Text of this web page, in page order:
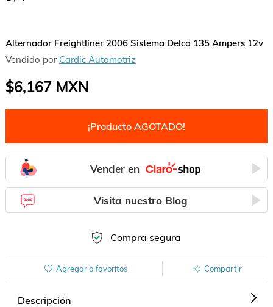
Alternador Freightliner 2006 Sistema Delco 135 Ampers 12v
Vendido por Cardic Automotriz
$6,167MXN
¡Producto AGOTADO!
Vender en
Visita nuestro Blog
Compra segura
Agregar a favoritos Compartir
Descripción